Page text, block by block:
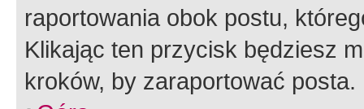
raportowania obok postu,
Klikając ten przycisk będziesz
kroków, by zaraportować posta.